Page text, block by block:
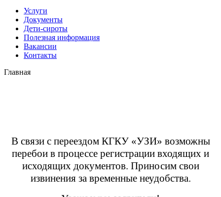
Услуги
Документы
Дети-сироты
Полезная информация
Вакансии
Контакты
Главная
В связи с переездом КГКУ «УЗИ» возможны
перебои в процессе регистрации входящих и
исходящих документов. Приносим свои
извинения за временные неудобства.